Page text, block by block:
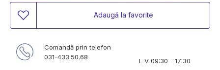
Adaugă la favorite
Comandă prin telefon
031-433.50.68
L-V 09:30 - 17:30